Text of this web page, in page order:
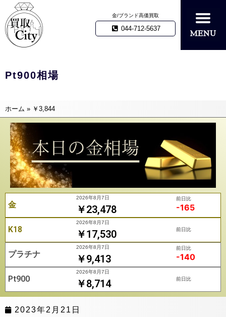
金/ブランド高価買取
044-712-5637
Pt900相場
ホーム » ￥3,844
金 ￥23,478
2026年8月7日 前日比
-165
K18 ￥17,530
2026年8月7日
前日比
プラチナ ￥9,413
2026年8月7日 前日比
-140
Pt900 ￥8,714
2026年8月7日
前日比
2023年2月21日